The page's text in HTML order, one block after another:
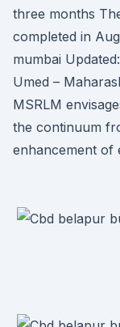
three months
completed in
mumbai
Umed –
MSRLM
the continuum
enhancement of